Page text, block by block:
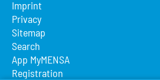
Imprint
Privacy
Sitemap
Search
App MyMENSA
Registration